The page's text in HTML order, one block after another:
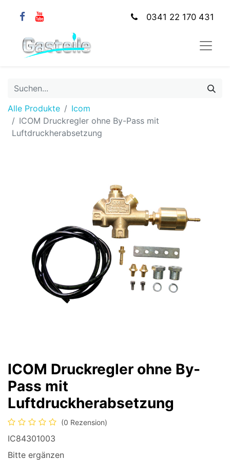
0341 22 170 431
Alle Produkte
Icom
ICOM Druckregler ohne By-Pass mit
Luftdruckherabsetzung
ICOM Druckregler ohne By-
Pass mit
Luftdruckherabsetzung
(0 Rezension)
IC84301003
Bitte ergänzen